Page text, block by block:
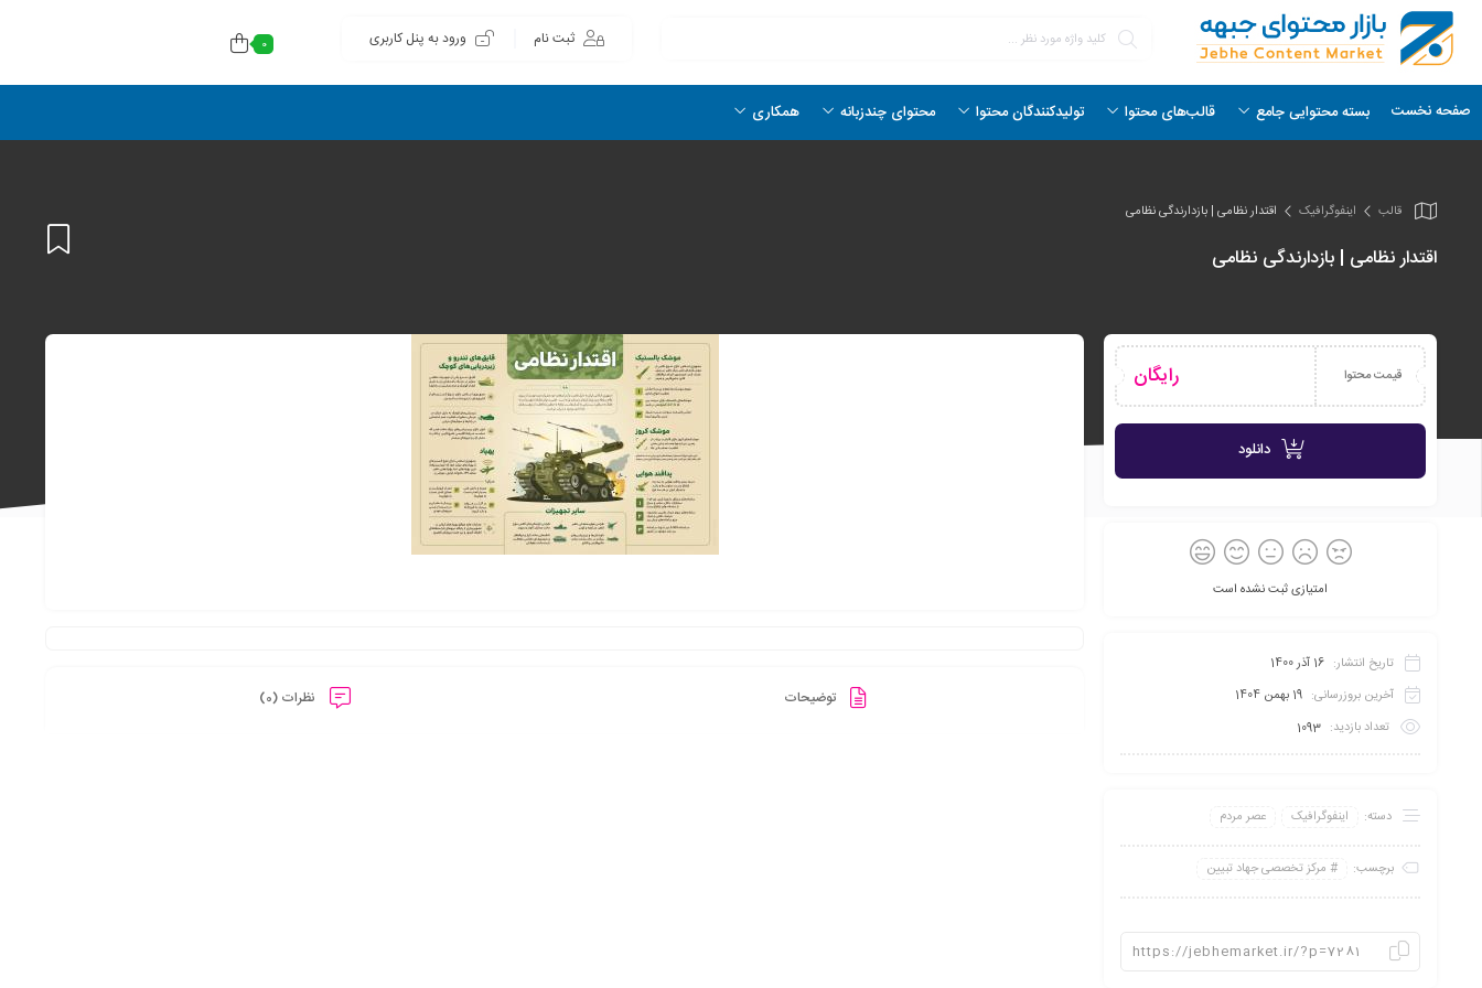
ثبت نام ورود به پنل کاربری 0
صفحه نخست بسته محتوایی جامع قالب‌های محتوا تولیدکنندگان محتوا محتوای چندزبانه همکاری
قالب اینفو‌گرافیک اقتدار نظامی | بازدارندگی نظامی
اقتدار نظامی | بازدارندگی نظامی
توضیحات نظرات (0)
قیمت محتوا رایگان
دانلود
امتیازی ثبت نشده است
تاریخ انتشار: 16 آذر 1400
آخرین بروزرسانی: 19 بهمن 1404
تعداد بازدید: 1093
دسته: اینفو‌گرافیک عصر مردم
برچسب: مرکز تخصصی جهاد تبیین